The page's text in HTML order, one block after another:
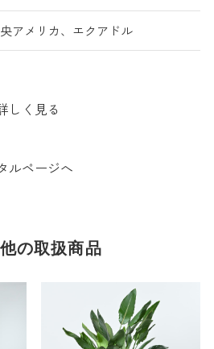
アメリカ、エクアドル
しく見る
ルページへ
の取扱商品